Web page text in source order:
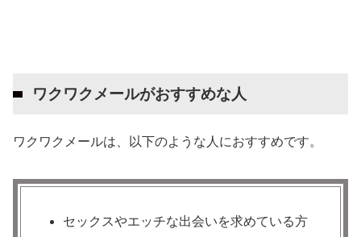
ワクワクメールがおすすめな人
ワクワクメールは、以下のような人におすすめです。
セックスやエッチな出会いを求めている方